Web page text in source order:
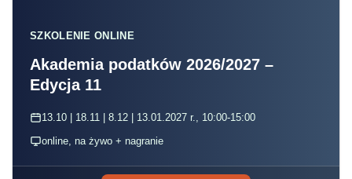
SZKOLENIE ONLINE
Akademia podatków 2026/2027 –
Edycja 11
13.10 | 18.11 | 8.12 | 13.01.2027 r., 10:00-15:00
online, na żywo + nagranie